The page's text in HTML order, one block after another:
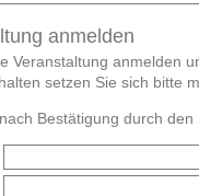
anmelden
Veranstaltung anmelden
setzen Sie sich bitte
Bestätigung durch den